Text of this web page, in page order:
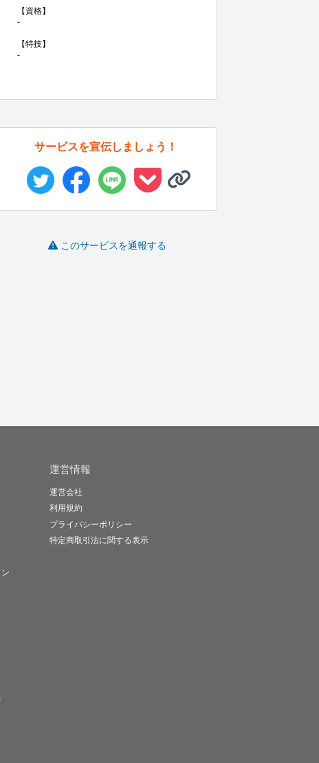
【資格】
-
【特技】
-
サービスを宣伝しましょう！
このサービスを通報する
運営情報
運営会社
利用規約
プライバシーポリシー
特定商取引法に関する表示